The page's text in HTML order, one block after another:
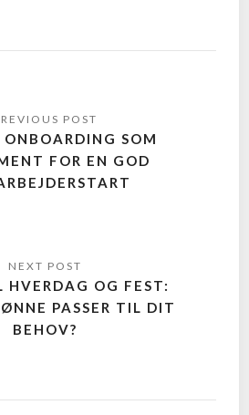
SOM
FOR EN GOD
HVERDAG OG FEST:
PASSER TIL DIT
BEHOV?